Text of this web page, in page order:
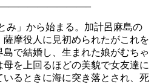
み」から始まる。加計呂麻島の
薩摩役人に見初められたがこれを
で結婚し、生まれた娘がむちゃ
を上回るほどの美貌で女友達に
るときに海に突き落とされ、死